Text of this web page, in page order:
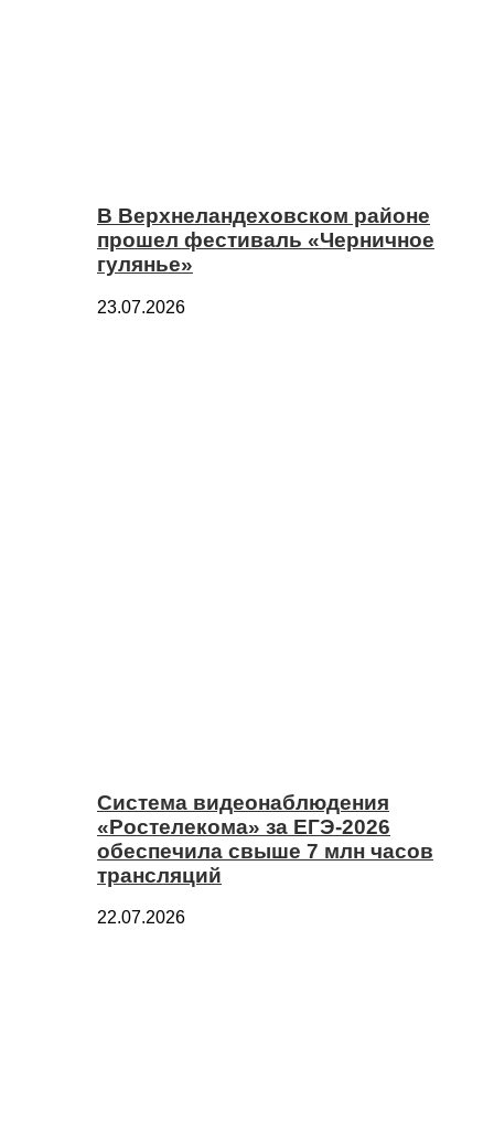
В Верхнеландеховском районе
прошел фестиваль «Черничное
гулянье»
23.07.2026
Система видеонаблюдения
«Ростелекома» за ЕГЭ-2026
обеспечила свыше 7 млн часов
трансляций
22.07.2026